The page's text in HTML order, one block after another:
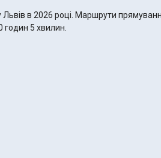
в 2026 році. Маршрути
годин 5 хвилин.